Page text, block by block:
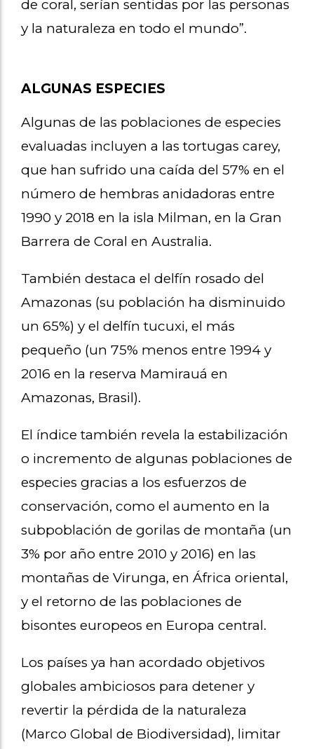
de coral, serían sentidas por las personas
y la naturaleza en todo el mundo”.
ALGUNAS ESPECIES
Algunas de las poblaciones de especies
evaluadas incluyen a las tortugas carey,
que han sufrido una caída del 57% en el
número de hembras anidadoras entre
1990 y 2018 en la isla Milman, en la Gran
Barrera de Coral en Australia.
También destaca el delfín rosado del
Amazonas (su población ha disminuido
un 65%) y el delfín tucuxi, el más
pequeño (un 75% menos entre 1994 y
2016 en la reserva Mamirauá en
Amazonas, Brasil).
El índice también revela la estabilización
o incremento de algunas poblaciones de
especies gracias a los esfuerzos de
conservación, como el aumento en la
subpoblación de gorilas de montaña (un
3% por año entre 2010 y 2016) en las
montañas de Virunga, en África oriental,
y el retorno de las poblaciones de
bisontes europeos en Europa central.
Los países ya han acordado objetivos
globales ambiciosos para detener y
revertir la pérdida de la naturaleza
(Marco Global de Biodiversidad), limitar